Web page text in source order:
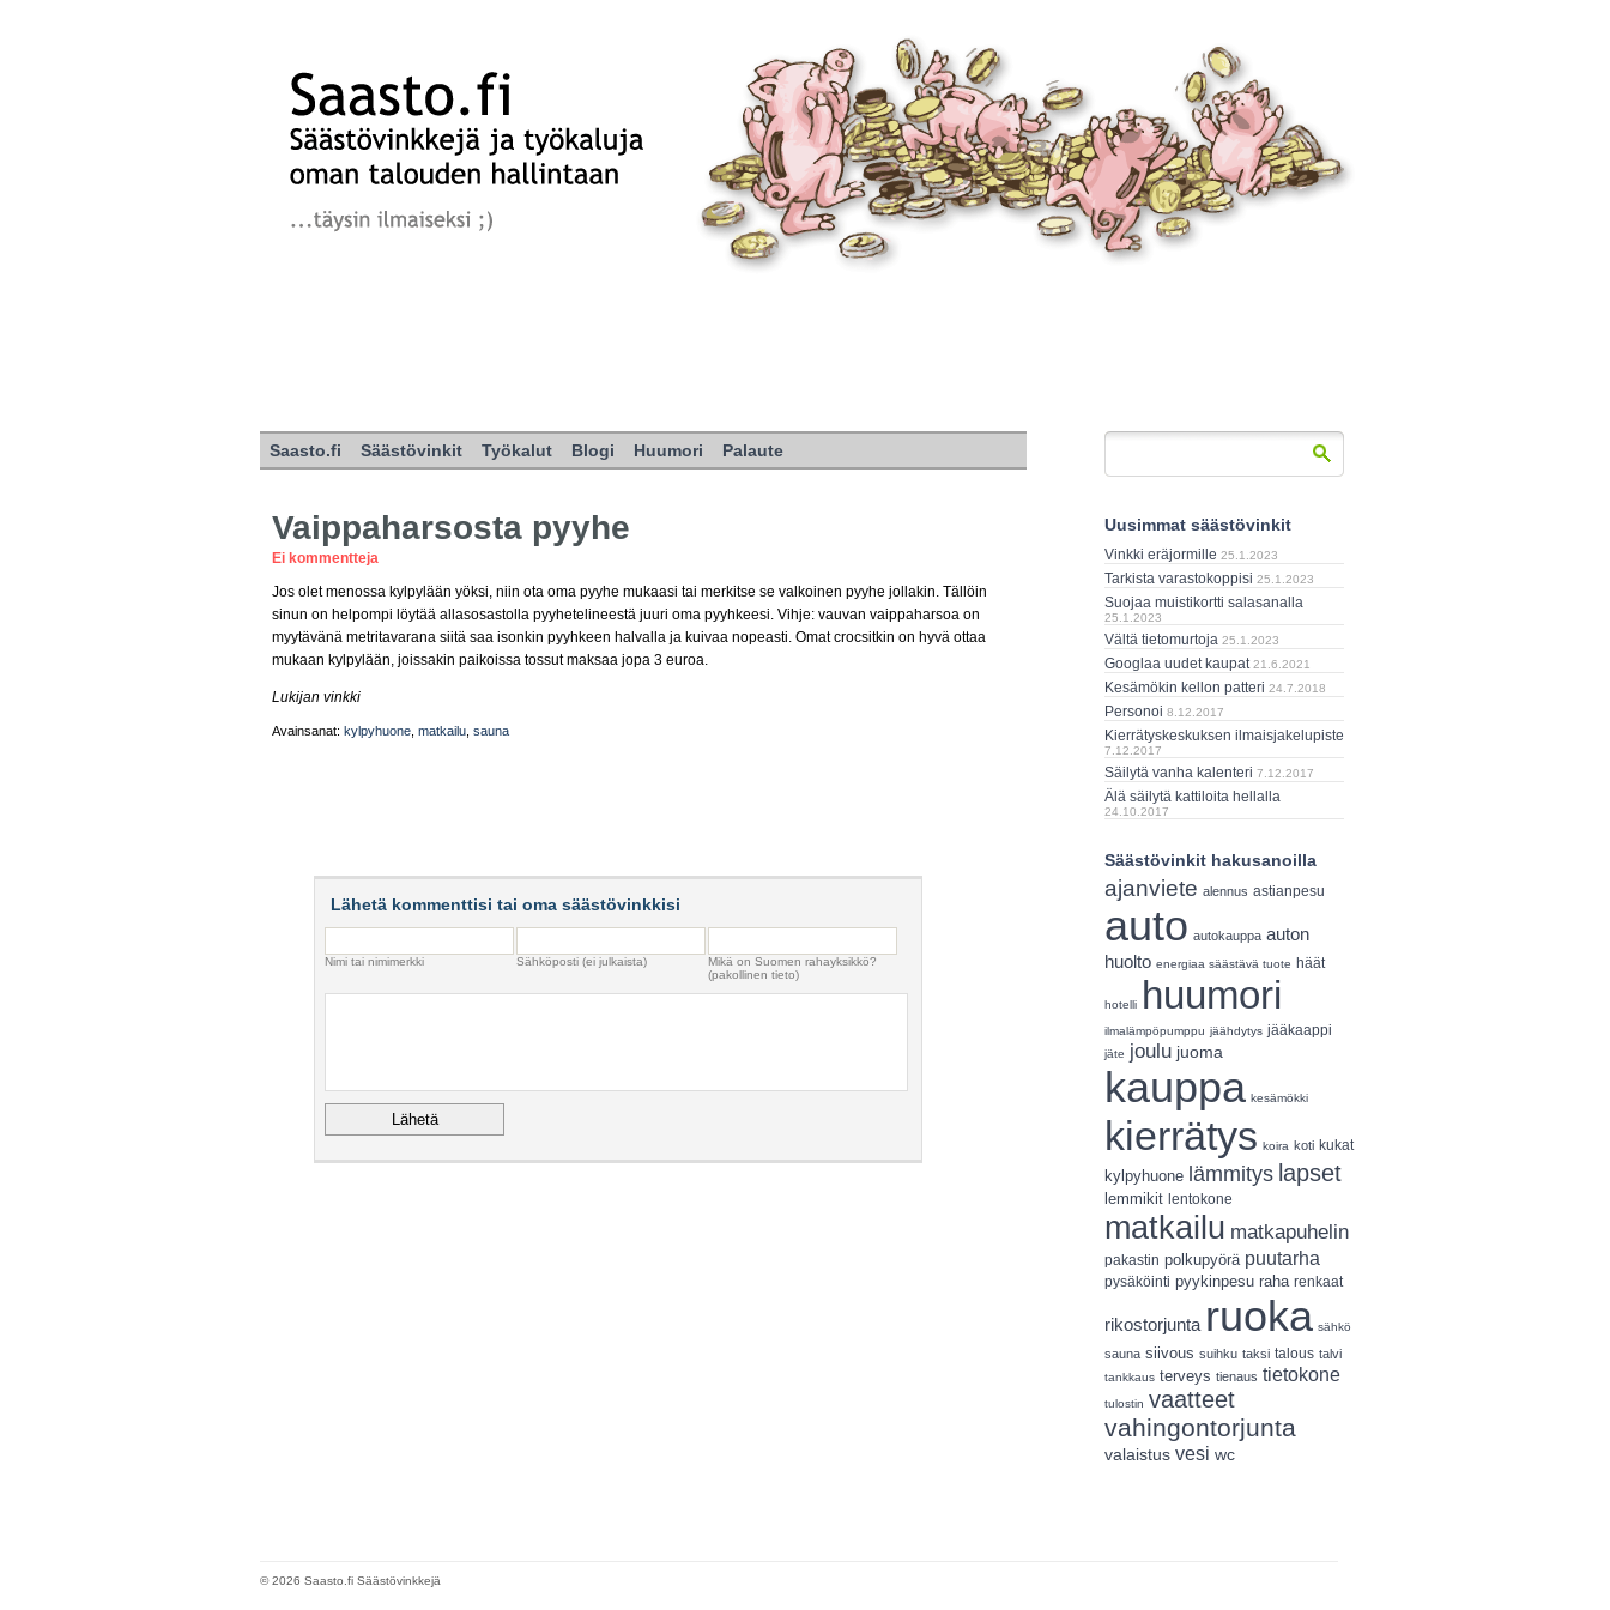
Saasto.fi Säästövinkit Työkalut Blogi Huumori Palaute
Vaippaharsosta pyyhe
Ei kommentteja
Jos olet menossa kylpylään yöksi, niin ota oma pyyhe mukaasi tai merkitse se valkoinen pyyhe jollakin. Tällöin
sinun on helpompi löytää allasosastolla pyyhetelineestä juuri oma pyyhkeesi. Vihje: vauvan vaippaharsoa on
myytävänä metritavarana siitä saa isonkin pyyhkeen halvalla ja kuivaa nopeasti. Omat crocsitkin on hyvä ottaa
mukaan kylpylään, joissakin paikoissa tossut maksaa jopa 3 euroa.
Lukijan vinkki
Avainsanat: kylpyhuone matkailu sauna
Lähetä kommenttisi tai oma säästövinkkisi
Nimi tai nimimerkki Sähköposti (ei julkaista)
Mikä on Suomen rahayksikkö?
(pakollinen tieto)
Uusimmat säästövinkit
Vinkki eräjormille 25.1.2023
Tarkista varastokoppisi 25.1.2023
Suojaa muistikortti salasanalla
25.1.2023
Vältä tietomurtoja 25.1.2023
Googlaa uudet kaupat 21.6.2021
Kesämökin kellon patteri 24.7.2018
Personoi 8.12.2017
Kierrätyskeskuksen ilmaisjakelupiste
7.12.2017
Säilytä vanha kalenteri 7.12.2017
Älä säilytä kattiloita hellalla
24.10.2017
Säästövinkit hakusanoilla
ajanviete alennus astianpesu
auto autokauppa auton
huolto energiaa säästävä tuote häät
hotelli huumori
ilmalämpöpumppu jäähdytys jääkaappi
jäte joulu juoma
kauppa kesämökki
kierrätys koira koti kukat
kylpyhuone lämmitys lapset
lemmikit lentokone
matkailu matkapuhelin
pakastin polkupyörä puutarha
pysäköinti pyykinpesu raha renkaat
rikostorjunta ruoka sähkö
sauna siivous suihku taksi talous talvi
tankkaus terveys tienaus tietokone
tulostin vaatteet
vahingontorjunta
valaistus vesi wc
© 2026 Saasto.fi Säästövinkkejä